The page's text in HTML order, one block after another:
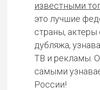
известными
это лучшие
страны, актеры
дубляжа,
ТВ и рекламы.
самыми
России!